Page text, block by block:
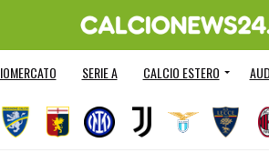
SERIE A CALCIO ESTERO